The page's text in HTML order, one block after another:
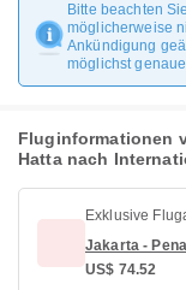
Bitte beachten
möglicherweise
Ankündigung
möglichst
Fluginformationen
Hatta nach
Exklusive
Jakarta -
US$ 74.52